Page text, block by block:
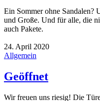
Ein Sommer ohne Sandalen?
und Große. Und für alle, die
auch Pakete.
24. April 2020
Allgemein
Geöffnet
Wir freuen uns riesig! Die